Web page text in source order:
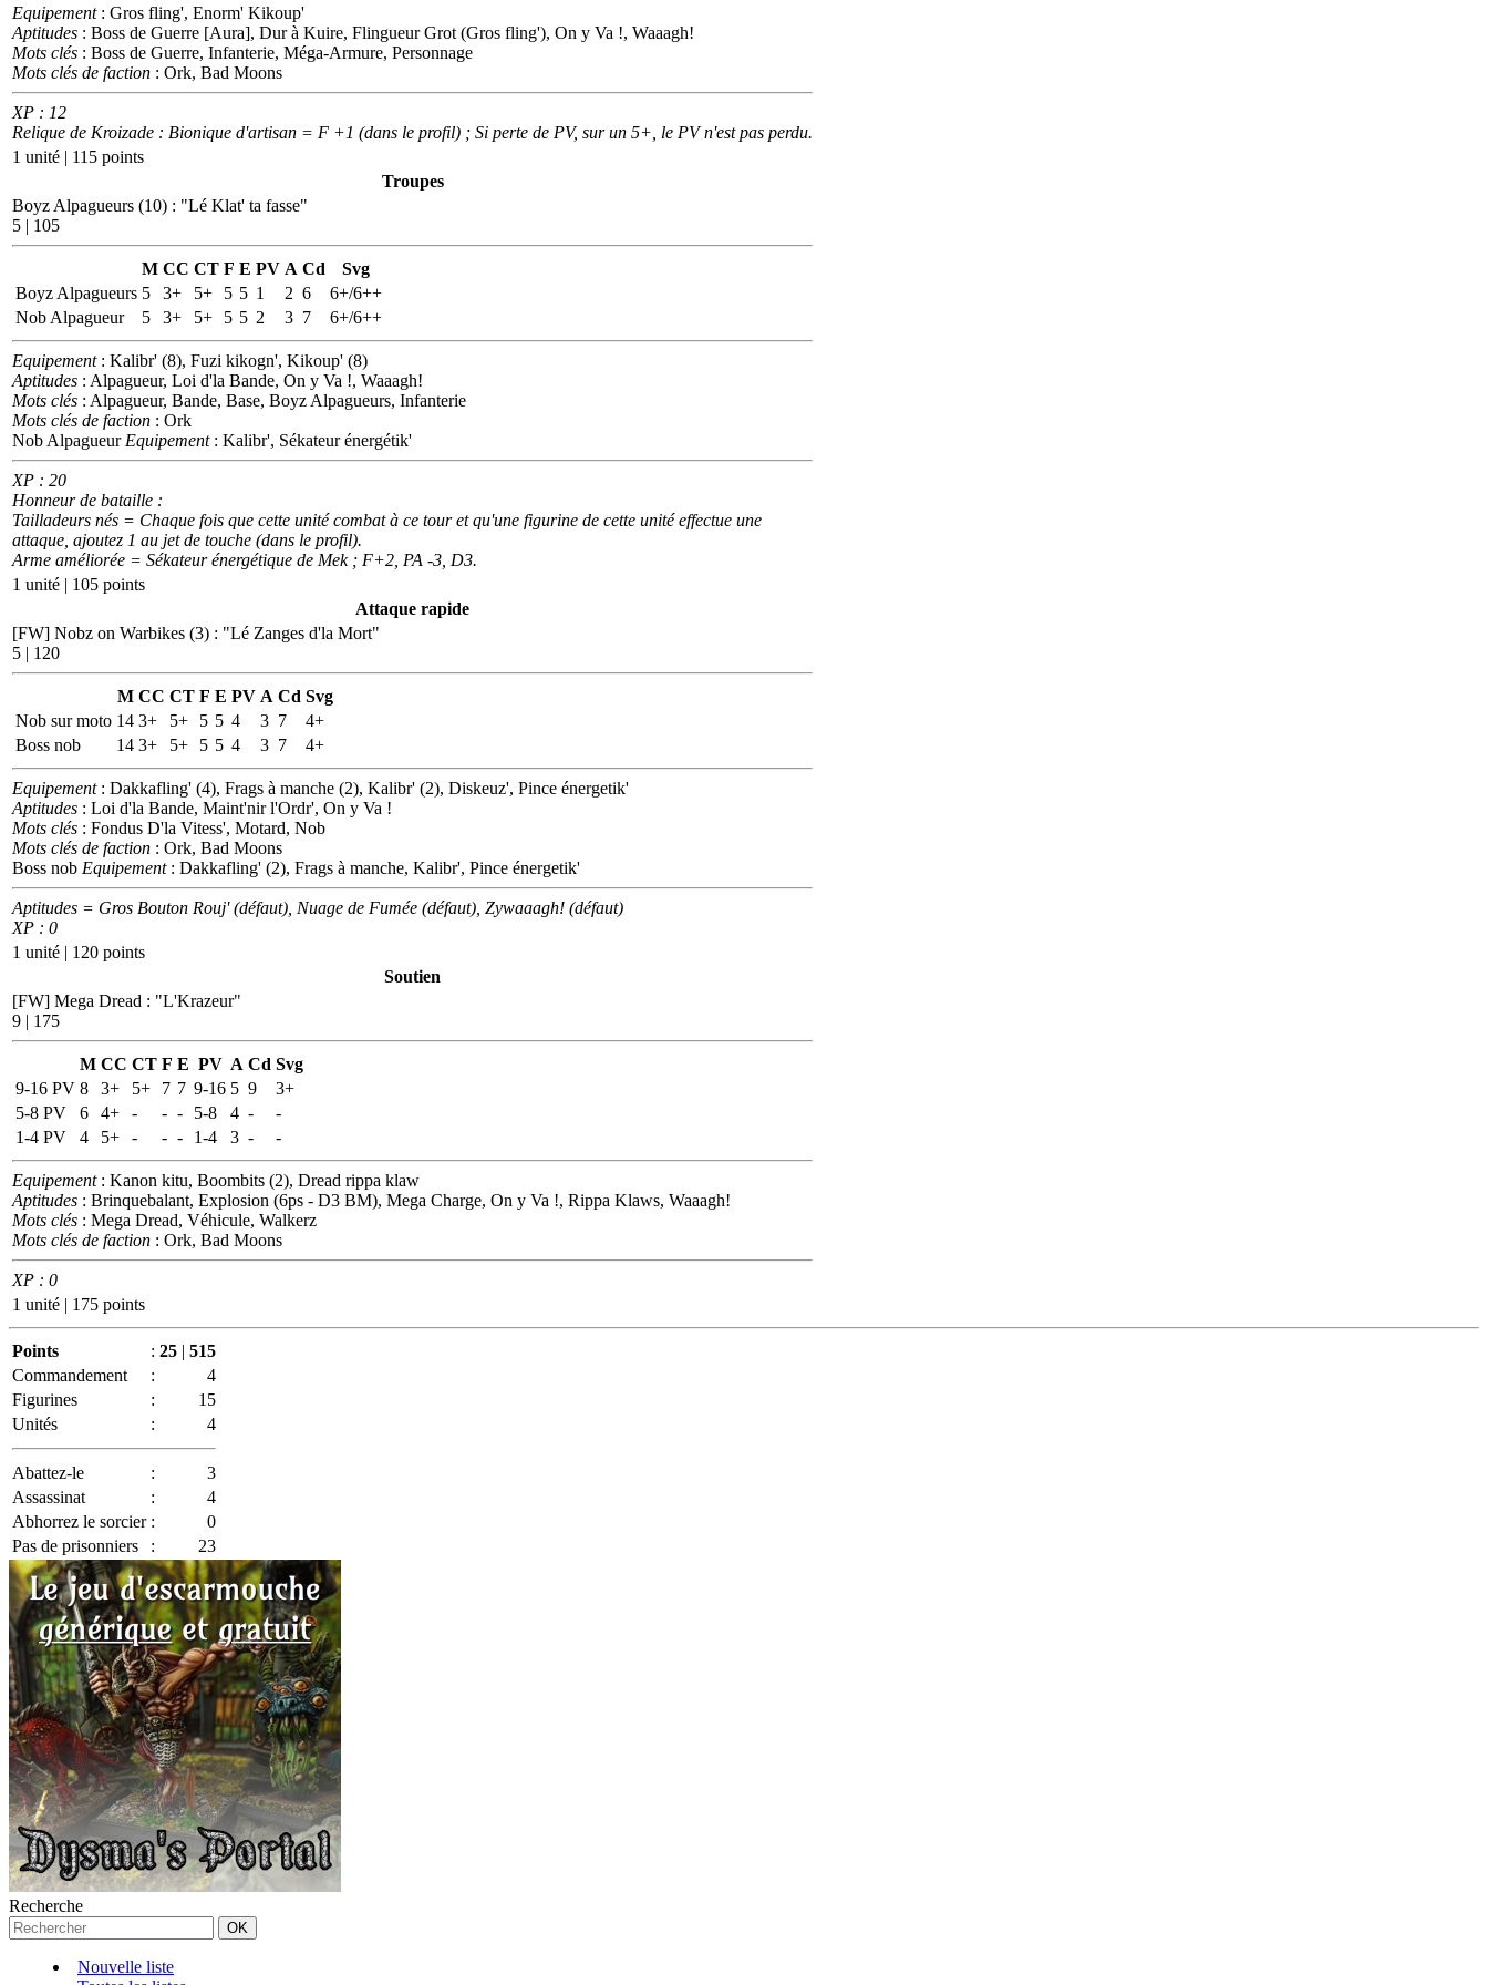
Equipement: Gros fling', Enorm' Kikoup'
Aptitudes : Boss de Guerre [Aura], Dur à Kuire, Flingueur Grot (Gros fling'), On y Va !, Waaagh!
Mots clés : Boss de Guerre, Infanterie, Méga-Armure, Personnage
Mots clés de faction : Ork, Bad Moons
XP : 12
Relique de Kroizade : Bionique d'artisan = F +1 (dans le profil) ; Si perte de PV, sur un 5+, le PV n'est pas perdu.
1 unité | 115 points
Troupes
Boyz Alpagueurs (10) : "Lé Klat' ta fasse"
5 | 105
M CC CT F E PV A Cd
Svg
Boyz Alpagueurs 5 3+ 5+ 5 5 1 2 6
6+/6++
Nob Alpagueur
5 3+ 5+ 5 5 2 3 7 6+/6++
Equipement: Kalibr' (8), Fuzi kikogn', Kikoup' (8)
Aptitudes : Alpagueur, Loi d'la Bande, On y Va !, Waaagh!
Mots clés : Alpagueur, Bande, Base, Boyz Alpagueurs, Infanterie
Mots clés de faction : Ork
Nob Alpagueur Equipement: Kalibr', Sékateur énergétik'
XP : 20
Honneur de bataille :
Tailladeurs nés = Chaque fois que cette unité combat à ce tour et qu'une figurine de cette unité effectue une
attaque, ajoutez 1 au jet de touche (dans le profil).
Arme améliorée = Sékateur énergétique de Mek ; F+2, PA -3, D3.
1 unité | 105 points
Attaque rapide
[FW] Nobz on Warbikes (3) : "Lé Zanges d'la Mort"
5 | 120
M CC CT F E PV A Cd Svg
Nob sur moto 14 3+ 5+ 5 5 4 3 7
4+
Boss nob
14 3+ 5+ 5 5 4 3 7 4+
Equipement: Dakkafling' (4), Frags à manche (2), Kalibr' (2), Diskeuz', Pince énergetik'
Aptitudes : Loi d'la Bande, Maint'nir l'Ordr', On y Va !
Mots clés : Fondus D'la Vitess', Motard, Nob
Mots clés de faction : Ork, Bad Moons
Boss nob Equipement: Dakkafling' (2), Frags à manche, Kalibr', Pince énergetik'
Aptitudes = Gros Bouton Rouj' (défaut), Nuage de Fumée (défaut), Zywaaagh! (défaut)
XP : 0
1 unité | 120 points
Soutien
[FW] Mega Dread : "L'Krazeur"
9 | 175
M CC CT F E PV A Cd Svg
9-16 PV 8 3+ 5+ 7 7 9-16 5 9
3+
5-8 PV
6 4+ - - - 5-8 4 -
-
1-4 PV
4 5+ - - - 1-4 3 - -
Equipement: Kanon kitu, Boombits (2), Dread rippa klaw
Aptitudes : Brinquebalant, Explosion (6ps - D3 BM), Mega Charge, On y Va !, Rippa Klaws, Waaagh!
Mots clés : Mega Dread, Véhicule, Walkerz
Mots clés de faction : Ork, Bad Moons
XP : 0
1 unité | 175 points
Points : 25 | 515
Commandement
:
4
Figurines
:
15
Unités
: 4
Abattez-le :
3
Assassinat
:
4
Abhorrez le sorcier :
0
Pas de prisonniers
: 23
Recherche
Nouvelle liste